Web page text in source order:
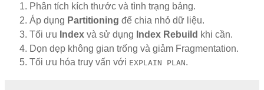
Phân tích kích thước và tình trạng bảng.
Áp dụng Partitioning để chia nhỏ dữ liệu.
Tối ưu Index và sử dụng Index Rebuild khi cần.
Dọn dẹp không gian trống và giảm Fragmentation.
Tối ưu hóa truy vấn với EXPLAIN PLAN.